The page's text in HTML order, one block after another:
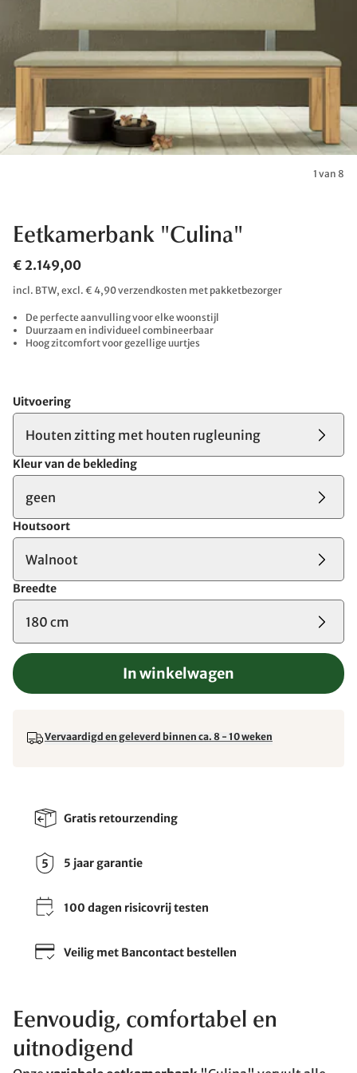
1 van 8
Eetkamerbank "Culina"
€ 2.149,00
incl. BTW, excl. € 4,90 verzendkosten met pakketbezorger
De perfecte aanvulling voor elke woonstijl
Duurzaam en individueel combineerbaar
Hoog zitcomfort voor gezellige uurtjes
Uitvoering
Houten zitting met houten rugleuning
Kleur van de bekleding
geen
Houtsoort
Walnoot
Breedte
180 cm
In winkelwagen
Vervaardigd en geleverd binnen ca. 8 - 10 weken
Gratis retourzending
5 jaar garantie
100 dagen risicovrij testen
Veilig met Bancontact bestellen
Eenvoudig, comfortabel en
uitnodigend